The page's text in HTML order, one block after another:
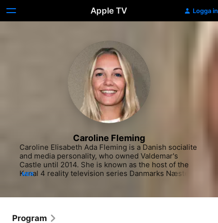
Apple TV Logga in
Caroline Fleming
Caroline Elisabeth Ada Fleming is a Danish socialite
and media personality, who owned Valdemar's
Castle until 2014. She is known as the host of the
Kanal 4 reality television series Danmarks Næste
MER
Program